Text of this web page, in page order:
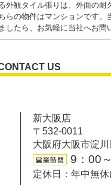
外観タイル張りは、外面の
の物件はマンションです。
たら、お気軽に当社へお問
US
新大阪店
〒532-0011
大阪府大阪市淀
9：00
定休日：年中無休